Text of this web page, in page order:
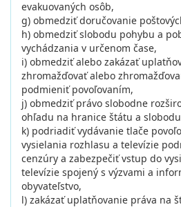
evakuovaných osôb,
g) obmedziť doručovanie
h) obmedziť slobodu pohybu a
vychádzania v určenom čase,
i) obmedziť alebo zakázať
zhromažďovať alebo
podmieniť povoľovaním,
j) obmedziť právo slobodne
ohľadu na hranice štátu a
k) podriadiť vydávanie tlače
vysielania rozhlasu a televízie
cenzúry a zabezpečiť vstup do
televízie spojený s výzvami a
obyvateľstvo,
l) zakázať uplatňovanie práva na